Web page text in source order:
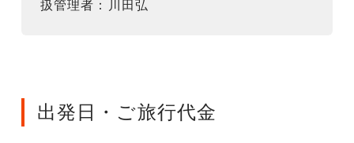
扱管理者：川田弘
出発日・ご旅行代金